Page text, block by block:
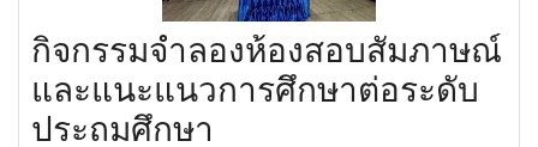
กิจกรรมจำลองห้องสอบสัมภาษณ์
และแนะแนวการศึกษาต่อระดับ
ประถมศึกษา